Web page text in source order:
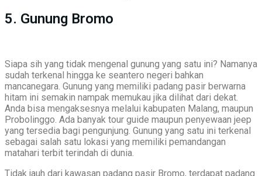
5. Gunung Bromo
Siapa sih yang tidak mengenal gunung yang satu ini? Namanya
sudah terkenal hingga ke seantero negeri bahkan
mancanegara. Gunung yang memiliki padang pasir berwarna
hitam ini semakin nampak memukau jika dilihat dari dekat.
Anda bisa mengaksesnya melalui kabupaten Malang, maupun
Probolinggo. Ada banyak tour guide maupun penyewaan jeep
yang tersedia bagi pengunjung. Gunung yang satu ini terkenal
sebagai salah satu lokasi yang memiliki pemandangan
matahari terbit terindah di dunia.
Tidak jauh dari kawasan padang pasir Bromo, terdapat padang